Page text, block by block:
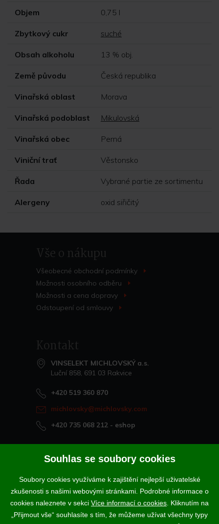
Objem 0,75 l
Zbytkový cukr suché
Obsah alkoholu 13 % obj.
Země původu Česká republika
Vinařská oblast Morava
Vinařská podoblast Mikulovská
Vinařská obec Perná
Viniční trať Věstonsko
Řada Vybrané partie ze sortimentu
Alergeny oxid siřičitý
Vše o nákupu
Všeobecné obchodní podmínky
Možnosti osobního odběru
Možnosti a cena dopravy
Odstoupení od smlouvy
Kontakt
VINSELEKT MICHLOVSKÝ a.s.
Luční 858, 691 03 Rakvice
+420 519 360 870
michlovsky@michlovsky.com
+420 735 068 212 - eshop
Naše vína offline
Vinotéka Rakvice
>
Vinotéky a degustační centra
>
Podle zákona o evidenci tržeb je prodávající povinen vystavit
Souhlas se soubory cookies
Soubory cookies využíváme k zajištění nejlepší uživatelské
zkušenosti s našimi webovými stránkami. Podrobné informace o
cookies naleznete v sekci Více informací o cookies . Kliknutím na
„Přijmout vše“ souhlasíte s tím, že můžeme užívat všechny typy